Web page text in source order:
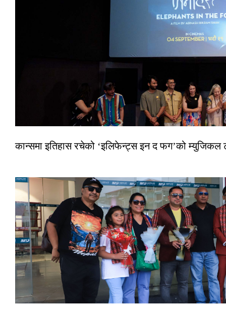
कान्समा इतिहास रचेको ‘इलिफेन्ट्स इन द फग’को म्युजिकल